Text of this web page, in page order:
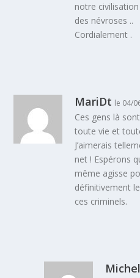
notre
des névroses ..
Cordialement .
MariDt le 04/
Ces gens là
toute vie et
J’aimerais
net ! Espérons
même agisse
définitivement
ces criminels.